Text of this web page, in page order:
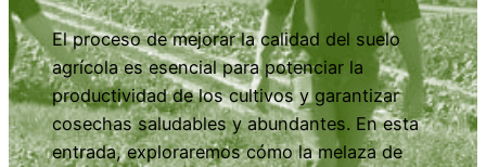
El proceso de mejorar la calidad del suelo
agrícola es esencial para potenciar la
productividad de los cultivos y garantizar
cosechas saludables y abundantes. En esta
entrada, exploraremos cómo la melaza de